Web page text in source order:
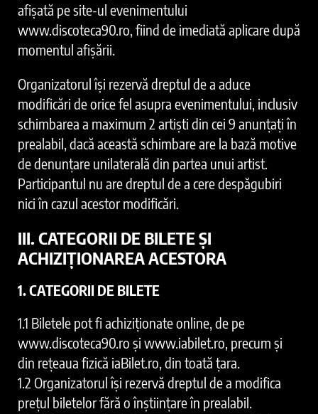
afișată pe site-ul evenimentului
www.discoteca90.ro, fiind de imediată aplicare după
momentul afișării.
Organizatorul își rezervă dreptul de a aduce
modificări de orice fel asupra evenimentului, inclusiv
schimbarea a maximum 2 artiști din cei 9 anunțați în
prealabil, dacă această schimbare are la bază motive
de denunțare unilaterală din partea unui artist.
Participantul nu are dreptul de a cere despăgubiri
nici în cazul acestor modificări.
III. CATEGORII DE BILETE ȘI
ACHIZIȚIONAREA ACESTORA
1. CATEGORII DE BILETE
1.1 Biletele pot fi achiziționate online, de pe
www.discoteca90.ro și www.iabilet.ro, precum și
din rețeaua fizică iaBilet.ro, din toată țara.
1.2 Organizatorul își rezervă dreptul de a modifica
prețul biletelor fără o înștiințare în prealabil.